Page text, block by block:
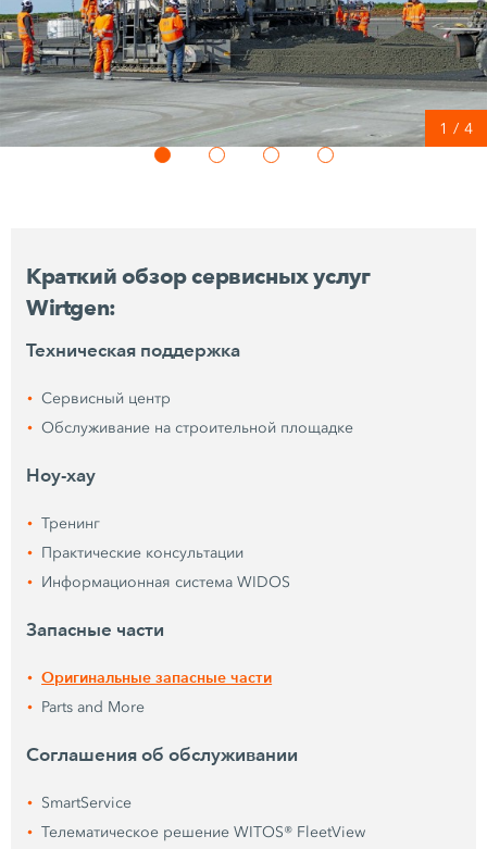
1 / 4
Краткий обзор сервисных услуг
Wirtgen:
Техническая поддержка
Сервисный центр
Обслуживание на строительной площадке
Ноу-хау
Тренинг
Практические консультации
Информационная система WIDOS
Запасные части
Оригинальные запасные части
Parts and More
Соглашения об обслуживании
SmartService
Телематическое решение WITOS® FleetView